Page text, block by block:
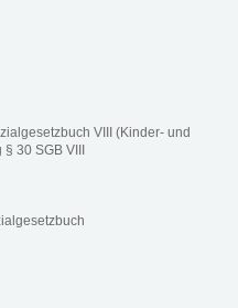
VIII (Kinder- und
30 SGB VIII